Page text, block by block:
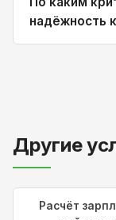
надёжность
Другие
Расчёт